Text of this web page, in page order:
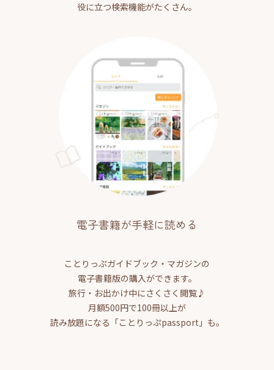
役に立つ検索機能がたくさん。
電子書籍が手軽に読める
ことりっぷガイドブック・マガジンの
電子書籍版の購入ができます。
旅行・お出かけ中にさくさく閲覧♪
月額500円で100冊以上が
読み放題になる「ことりっぷpassport」も。